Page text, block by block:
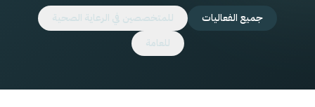
جميع الفعاليات
للمتخصصين في الرعاية الصحية
للعامة